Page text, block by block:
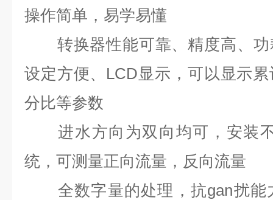
操作简单，易学易懂
转换器性能可靠、精度高、功
设定方便、LCD显示，可以显示
分比等参数
进水方向为双向均可，安装
统，可测量正向流量，反向流量
全数字量的处理，抗gan扰能